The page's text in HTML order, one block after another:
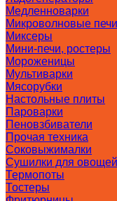
Медленноварки
Микроволновые печи
Миксеры
Мини-печи, ростеры
Мороженицы
Мультиварки
Мясорубки
Настольные плиты
Пароварки
Пеновзбиватели
Прочая техника
Соковыжималки
Сушилки для овощей
Термопоты
Тостеры